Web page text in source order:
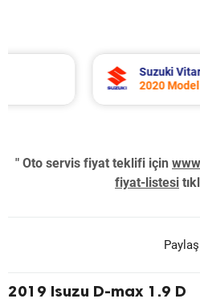
Suzuki Vitara
2020 Model 1.4
" Oto servis fiyat teklifi için
fiyat-listesi
Paylaş
2019 Isuzu D-max 1.9 D